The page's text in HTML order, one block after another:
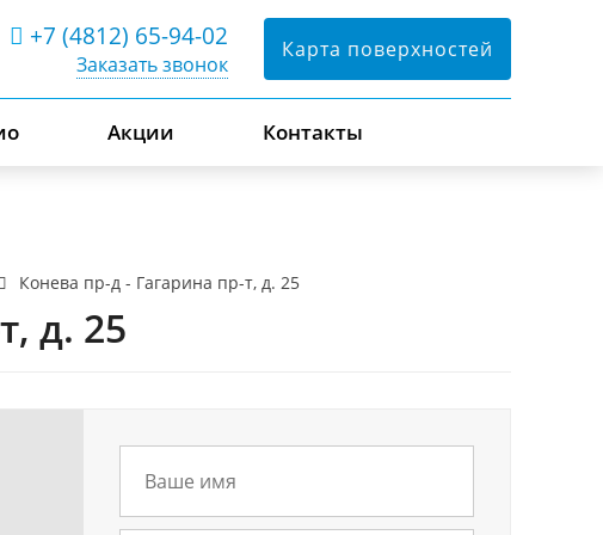
+7 (4812) 65-94-02
Заказать звонок
Карта поверхностей
Акции Контакты
Конева пр-д - Гагарина пр-т, д. 25
д. 25